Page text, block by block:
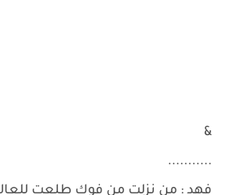
&
...........
فهد : من نزلت من فوك طلعت للعالم